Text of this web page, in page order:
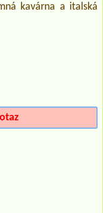
kavárna a italská